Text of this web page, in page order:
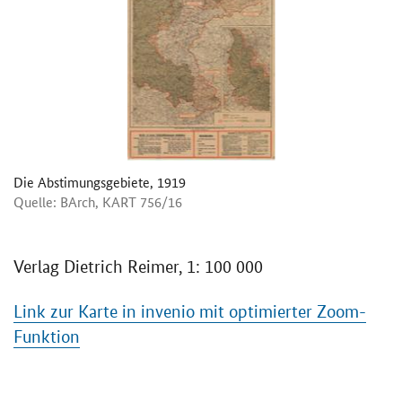
Die Abstimungsgebiete, 1919
Quelle: BArch, KART 756/16
Verlag Dietrich Reimer, 1: 100 000
Link zur Karte in invenio mit optimierter Zoom-
Funktion